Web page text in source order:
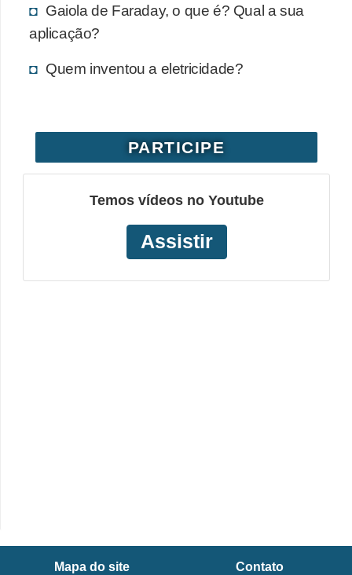
Gaiola de Faraday, o que é? Qual a sua
aplicação?
Quem inventou a eletricidade?
PARTICIPE
Temos vídeos no Youtube
Assistir
Mapa do site Contato